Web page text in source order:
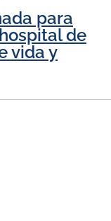
para
de
vida y